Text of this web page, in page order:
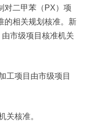
二甲苯（PX）项
的相关规划核准。新
市级项目核准机关
项目由市级项目
核准。